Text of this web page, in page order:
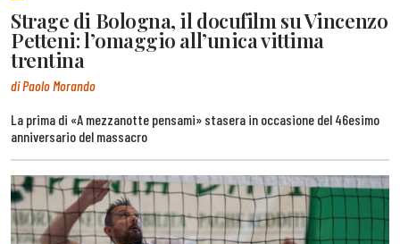
Strage di Bologna, il docufilm su Vincenzo
Petteni: l’omaggio all’unica vittima
trentina
di Paolo Morando
La prima di «A mezzanotte pensami» stasera in occasione del 46esimo
anniversario del massacro